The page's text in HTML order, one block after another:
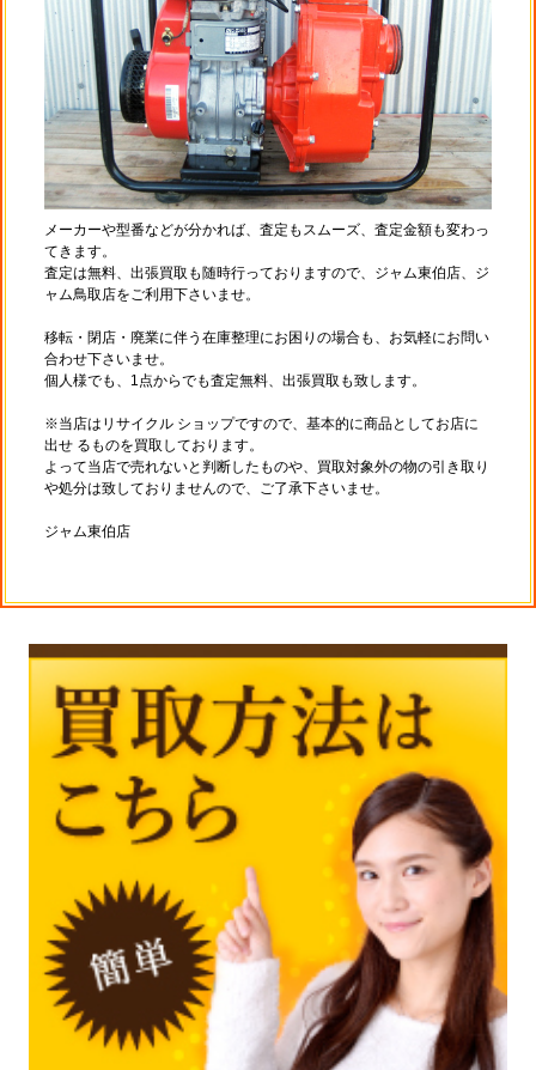
メーカーや型番などが分かれば、査定もスムーズ、査定金額も変わっ
てきます。
査定は無料、出張買取も随時行っておりますので、ジャム東伯店、ジ
ャム鳥取店をご利用下さいませ。
移転・閉店・廃業に伴う在庫整理にお困りの場合も、お気軽にお問い
合わせ下さいませ。
個人様でも、1点からでも査定無料、出張買取も致します。
※当店はリサイクル ショップですので、基本的に商品としてお店に
出せ るものを買取しております。
よって当店で売れないと判断したものや、買取対象外の物の引き取り
や処分は致しておりませんので、ご了承下さいませ。
ジャム東伯店